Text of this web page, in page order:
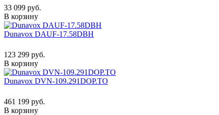
33 099 руб.
В корзину
Dunavox DAUF-17.58DBH
123 299 руб.
В корзину
Dunavox DVN-109.291DOP.TO
461 199 руб.
В корзину